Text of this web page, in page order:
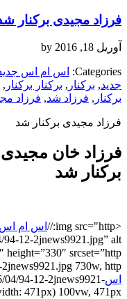
فرزاد مجیدی برکنار
آوریل 18, 2016
Categories: اس ام اس
جدید, برکنار , برکنار برکنار ,
برکنار , فرزاد شد, فرزاد
فرزاد مجیدی برکنار شد
فرزاد خان
برکنار شد
<img src="http:// اس ام اس
srcset=”http://
730w, http://
اس04/94-12-2jnews9921-
471px) 100vw, 471px”>